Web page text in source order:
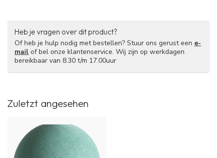
Heb je vragen over dit product?
Of heb je hulp nodig met bestellen? Stuur ons gerust een e-
mail of bel onze klantenservice. Wij zijn op werkdagen
bereikbaar van 8.30 t/m 17.00uur
Zuletzt angesehen